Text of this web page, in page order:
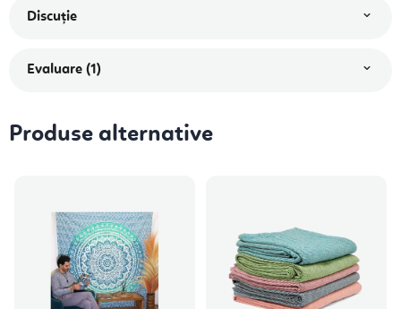
Discuţie
Evaluare (1)
Produse alternative